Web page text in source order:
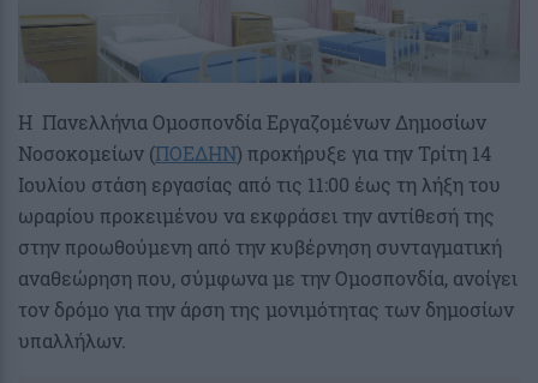
Η Πανελλήνια Ομοσπονδία Εργαζομένων Δημοσίων
Νοσοκομείων (ΠΟΕΔΗΝ) προκήρυξε για την Τρίτη 14
Ιουλίου στάση εργασίας από τις 11:00 έως τη λήξη του
ωραρίου προκειμένου να εκφράσει την αντίθεσή της
στην προωθούμενη από την κυβέρνηση συνταγματική
αναθεώρηση που, σύμφωνα με την Ομοσπονδία, ανοίγει
τον δρόμο για την άρση της μονιμότητας των δημοσίων
υπαλλήλων.